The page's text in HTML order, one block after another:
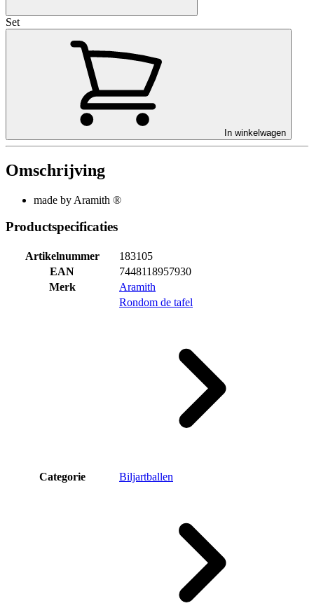
Set
In winkelwagen
Omschrijving
made by Aramith ®
Productspecificaties
Artikelnummer
183105
EAN
7448118957930
Merk
Aramith
Categorie
Rondom de tafel
Biljartballen